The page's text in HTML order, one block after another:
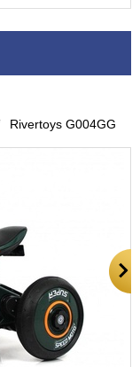
Rivertoys G004GG